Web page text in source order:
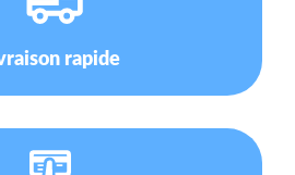
rapide